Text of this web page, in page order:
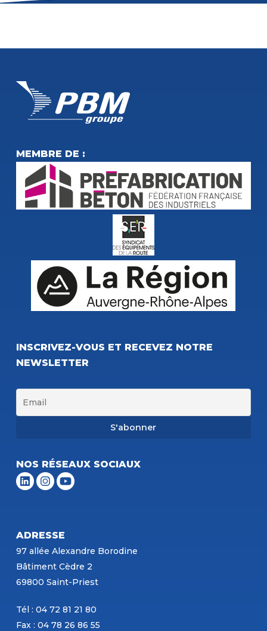
MEMBRE DE :
INSCRIVEZ-VOUS ET RECEVEZ NOTRE
NEWSLETTER
NOS RÉSEAUX SOCIAUX
ADRESSE
97 allée Alexandre Borodine
Bâtiment Cèdre 2
69800 Saint-Priest
Tél : 04 72 81 21 80
Fax : 04 78 26 86 55